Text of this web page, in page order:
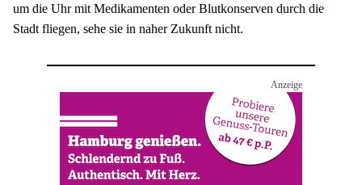
um die Uhr mit Medikamenten oder Blutkonserven durch die
Stadt fliegen, sehe sie in naher Zukunft nicht.